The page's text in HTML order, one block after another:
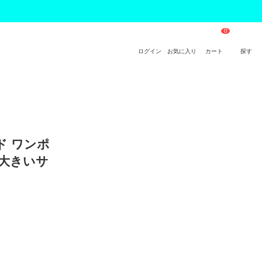
ログイン お気に入り カート 探す
ワンポ
きいサ